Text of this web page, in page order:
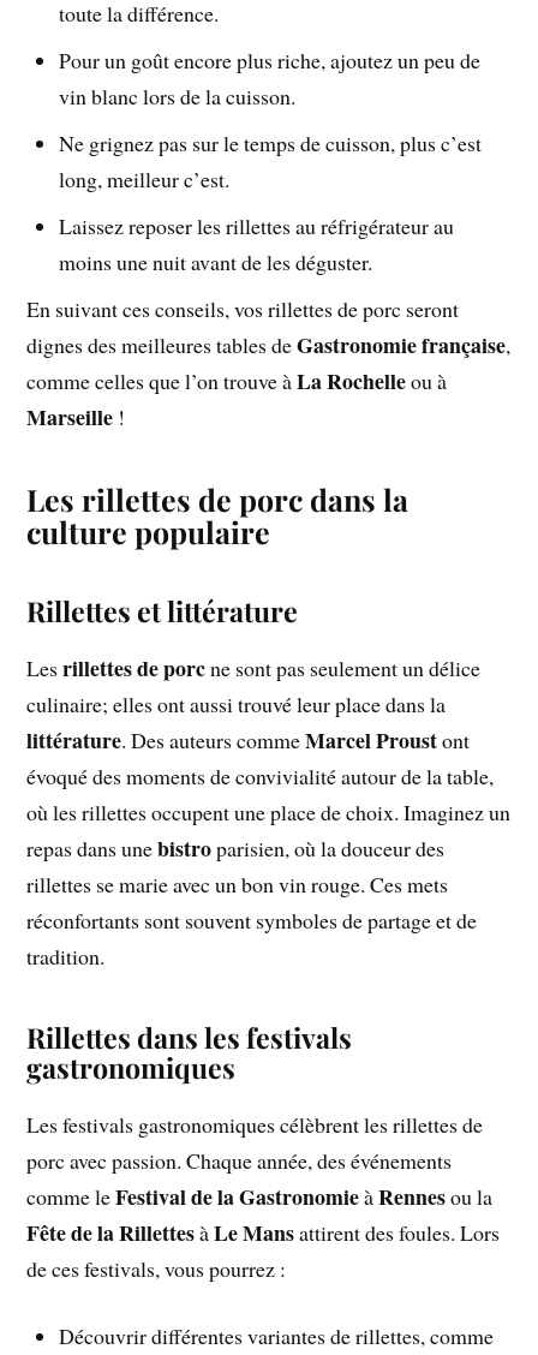
toute la différence.
Pour un goût encore plus riche, ajoutez un peu de
vin blanc lors de la cuisson.
Ne grignez pas sur le temps de cuisson, plus c’est
long, meilleur c’est.
Laissez reposer les rillettes au réfrigérateur au
moins une nuit avant de les déguster.
En suivant ces conseils, vos rillettes de porc seront
dignes des meilleures tables deGastronomie française,
comme celles que l’on trouve àLa Rochelleou à
Marseille !
Les rillettes de porc dans la
culture populaire
Rillettes et littérature
Lesrillettes de porcne sont pas seulement un délice
culinaire; elles ont aussi trouvé leur place dans la
littérature. Des auteurs commeMarcel Proustont
évoqué des moments de convivialité autour de la table,
où les rillettes occupent une place de choix. Imaginez un
repas dans unebistroparisien, où la douceur des
rillettes se marie avec un bon vin rouge. Ces mets
réconfortants sont souvent symboles de partage et de
tradition.
Rillettes dans les festivals
gastronomiques
Les festivals gastronomiques célèbrent les rillettes de
porc avec passion. Chaque année, des événements
comme leFestival de la GastronomieàRennesou la
Fête de la RillettesàLe Mansattirent des foules. Lors
de ces festivals, vous pourrez :
Découvrir différentes variantes de rillettes, comme